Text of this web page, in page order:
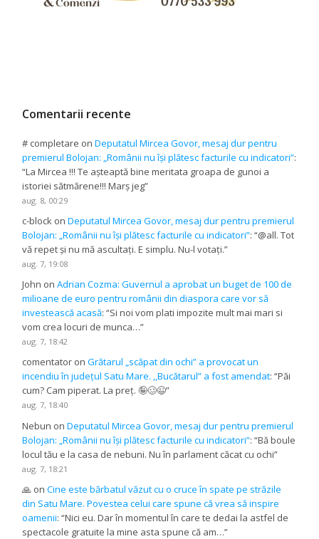
Comentarii recente
# completare onDeputatul Mircea Govor, mesaj dur pentru
premierul Bolojan: „Românii nu își plătesc facturile cu indicatori”:
“La Mircea !!! Te așteaptă bine meritata groapa de gunoi a
istoriei sătmărene!!! Marș jeg”
aug. 8, 00:29
c-block onDeputatul Mircea Govor, mesaj dur pentru premierul
Bolojan: „Românii nu își plătesc facturile cu indicatori”: “@all. Tot
vă repet și nu mă ascultați. E simplu. Nu-l votați.”
aug. 7, 19:08
John onAdrian Cozma: Guvernul a aprobat un buget de 100 de
milioane de euro pentru românii din diaspora care vor să
investească acasă: “Si noi vom plati impozite mult mai mari si
vom crea locuri de munca…”
aug. 7, 18:42
comentator onGrătarul „scăpat din ochi” a provocat un
incendiu în județul Satu Mare. ,,Bucătarul” a fost amendat: “Păi
cum? Cam piperat. La preț. 🤪🥴😉”
aug. 7, 18:40
Nebun onDeputatul Mircea Govor, mesaj dur pentru premierul
Bolojan: „Românii nu își plătesc facturile cu indicatori”: “Bă boule
locul tău e la casa de nebuni. Nu în parlament căcat cu ochi”
aug. 7, 18:21
🙏 onCine este bărbatul văzut cu o cruce în spate pe străzile
din Satu Mare. Povestea celui care spune că vrea să inspire
oamenii: “Nici eu. Dar în momentul în care te dedai la astfel de
spectacole gratuite la mine asta spune că am…”